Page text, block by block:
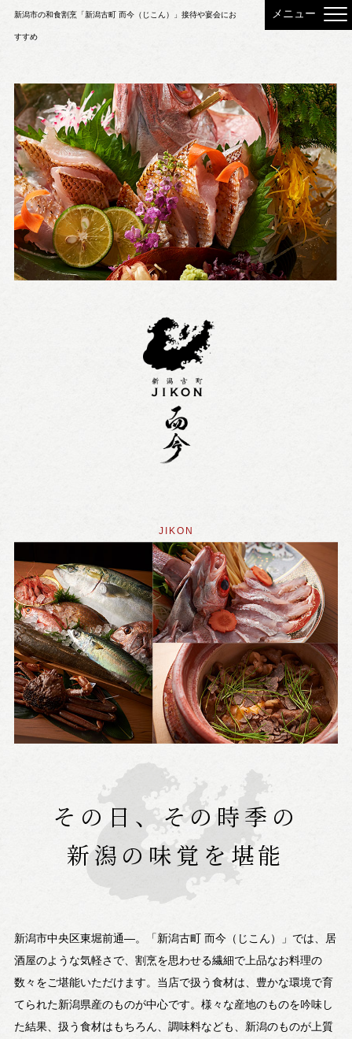
新潟市の和食割烹「新潟古町 而今（じこん）」接待や宴会にお
すすめ
JIKON
その日、その時季の
新潟の味覚を堪能
新潟市中央区東堀前通―。「新潟古町 而今（じこん）」では、居
酒屋のような気軽さで、割烹を思わせる繊細で上品なお料理の
数々をご堪能いただけます。当店で扱う食材は、豊かな環境で育
てられた新潟県産のものが中心です。様々な産地のものを吟味し
た結果、扱う食材はもちろん、調味料なども、新潟のものが上質